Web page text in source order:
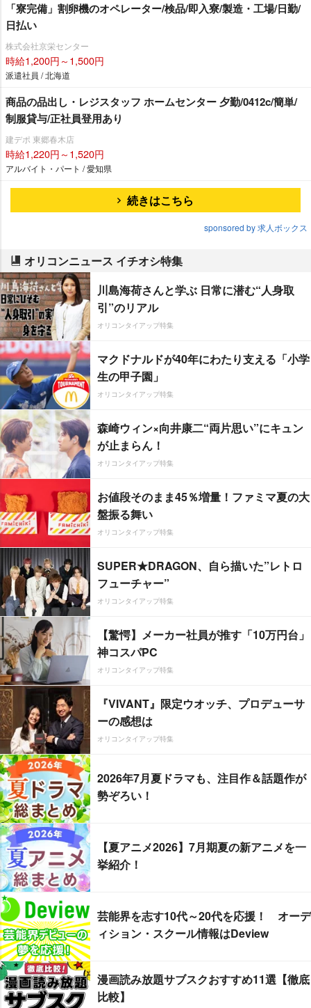
「寮完備」割卵機のオペレーター/検品/即入寮/製造・工場/日勤/
日払い
株式会社京栄センター
時給1,200円～1,500円
派遣社員 / 北海道
商品の品出し・レジスタッフ ホームセンター 夕勤/0412c/簡単/
制服貸与/正社員登用あり
建デポ 東郷春木店
時給1,220円～1,520円
アルバイト・パート / 愛知県
続きはこちら
sponsored by 求人ボックス
オリコンニュース イチオシ特集
川島海荷さんと学ぶ 日常に潜む“人身取
引”のリアル
オリコンタイアップ特集
マクドナルドが40年にわたり支える「小学
生の甲子園」
オリコンタイアップ特集
森崎ウィン×向井康二“両片思い”にキュン
が止まらん！
オリコンタイアップ特集
お値段そのまま45％増量！ファミマ夏の大
盤振る舞い
オリコンタイアップ特集
SUPER★DRAGON、自ら描いた”レトロ
フューチャー”
オリコンタイアップ特集
【驚愕】メーカー社員が推す「10万円台」
神コスパPC
オリコンタイアップ特集
『VIVANT』限定ウオッチ、プロデューサ
ーの感想は
オリコンタイアップ特集
2026年7月夏ドラマも、注目作＆話題作が
勢ぞろい！
【夏アニメ2026】7月期夏の新アニメを一
挙紹介！
芸能界を志す10代～20代を応援！ オーデ
ィション・スクール情報はDeview
漫画読み放題サブスクおすすめ11選【徹底
比較】